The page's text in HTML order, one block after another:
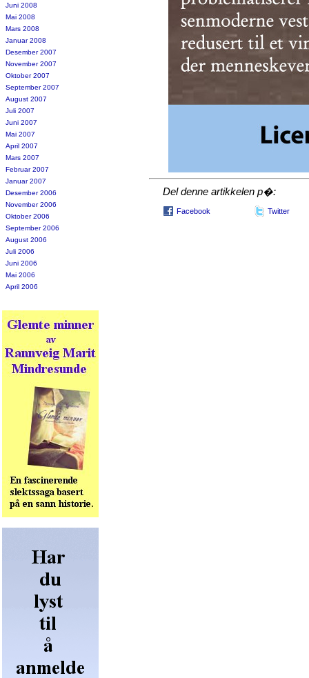
Juni 2008
Mai 2008
Mars 2008
Januar 2008
Desember 2007
November 2007
Oktober 2007
September 2007
August 2007
Juli 2007
Juni 2007
Mai 2007
April 2007
Mars 2007
Februar 2007
Januar 2007
Desember 2006
November 2006
Oktober 2006
September 2006
August 2006
Juli 2006
Juni 2006
Mai 2006
April 2006
Del denne artikkelen p�:
Facebook Twitter